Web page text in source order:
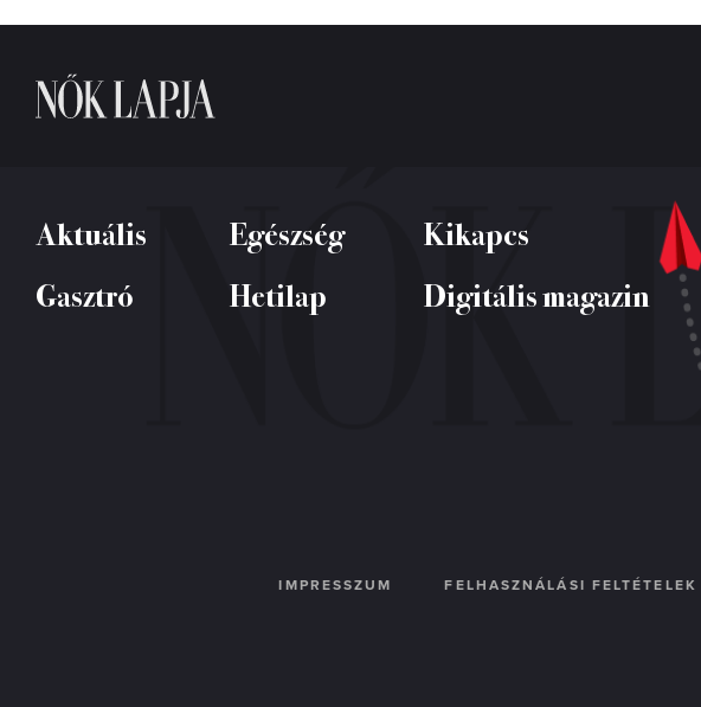
Aktuális Egészség
Kikapcs
Gasztró
Hetilap Digitális magazin
IMPRESSZUM FELHASZNÁLÁSI FELTÉTELEK